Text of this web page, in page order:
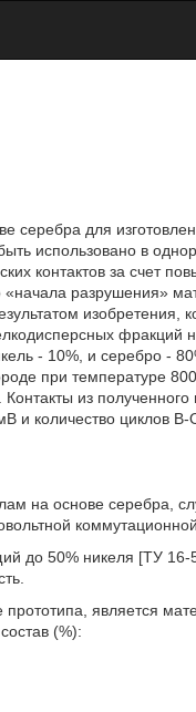
серебра для
использовано в
контактов за счет
«начала разрушения»
изобретения,
фракций
- 10%, и серебро -
при температуре
из
и количество циклов
на основе серебра,
до 50% никеля [ТУ 16-
является
(%):